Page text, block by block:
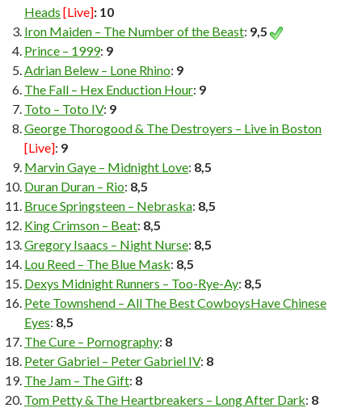
Heads [Live]: 10
Iron Maiden – The Number of the Beast: 9,5
Prince – 1999: 9
Adrian Belew – Lone Rhino: 9
The Fall – Hex Enduction Hour: 9
Toto – Toto IV: 9
George Thorogood & The Destroyers – Live in Boston
[Live]: 9
Marvin Gaye – Midnight Love: 8,5
Duran Duran – Rio: 8,5
Bruce Springsteen – Nebraska: 8,5
King Crimson – Beat: 8,5
Gregory Isaacs – Night Nurse: 8,5
Lou Reed – The Blue Mask: 8,5
Dexys Midnight Runners – Too-Rye-Ay: 8,5
Pete Townshend – All The Best CowboysHave Chinese
Eyes: 8,5
The Cure – Pornography: 8
Peter Gabriel – Peter Gabriel IV: 8
The Jam – The Gift: 8
Tom Petty & The Heartbreakers – Long After Dark: 8